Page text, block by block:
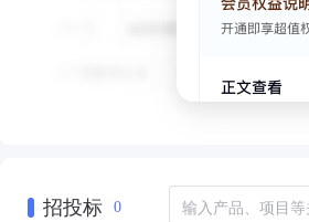
招投标 0